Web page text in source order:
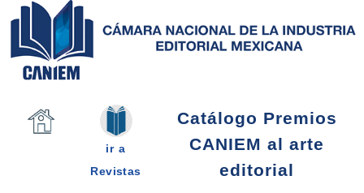
Saltar
contenido
ir a
Revistas
Catálogo Premios
CANIEM al arte
editorial